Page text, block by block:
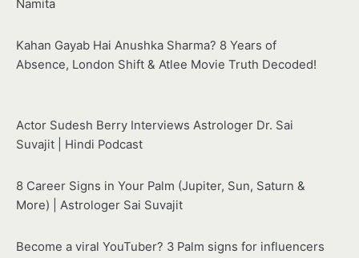
Namita
Kahan Gayab Hai Anushka Sharma? 8 Years of
Absence, London Shift & Atlee Movie Truth Decoded!
Actor Sudesh Berry Interviews Astrologer Dr. Sai
Suvajit | Hindi Podcast
8 Career Signs in Your Palm (Jupiter, Sun, Saturn &
More) | Astrologer Sai Suvajit
Become a viral YouTuber? 3 Palm signs for influencers